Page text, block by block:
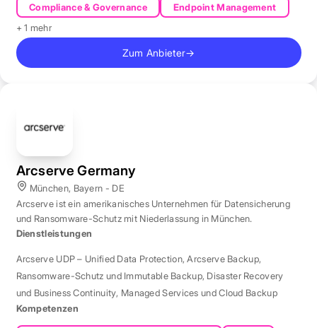
Compliance & Governance
Endpoint Management
+ 1 mehr
Zum Anbieter→
Arcserve Germany
München, Bayern - DE
Arcserve ist ein amerikanisches Unternehmen für Datensicherung
und Ransomware-Schutz mit Niederlassung in München.
Dienstleistungen
Arcserve UDP – Unified Data Protection,Arcserve Backup,
Ransomware-Schutz und Immutable Backup, Disaster Recovery
und Business Continuity, Managed Services und Cloud Backup
Kompetenzen